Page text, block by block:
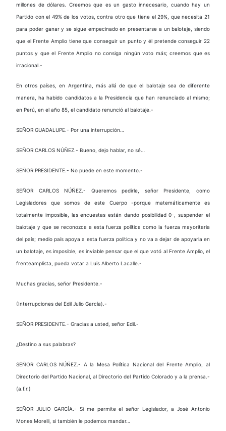
millones de dólares. Creemos que es un gasto innecesario, cuando hay un
Partido con el 49% de los votos, contra otro que tiene el 29%, que necesita 21
para poder ganar y se sigue empecinado en presentarse a un balotaje, siendo
que el Frente Amplio tiene que conseguir un punto y él pretende conseguir 22
puntos y que el Frente Amplio no consiga ningún voto más; creemos que es
irracional.-
En otros países, en Argentina, más allá de que el balotaje sea de diferente
manera, ha habido candidatos a la Presidencia que han renunciado al mismo;
en Perú, en el año 85, el candidato renunció al balotaje.-
SEÑOR GUADALUPE.- Por una interrupción…
SEÑOR CARLOS NÚÑEZ.- Bueno, dejo hablar, no sé…
SEÑOR PRESIDENTE.- No puede en este momento.-
SEÑOR CARLOS NÚÑEZ.- Queremos pedirle, señor Presidente, como
Legisladores que somos de este Cuerpo -porque matemáticamente es
totalmente imposible, las encuestas están dando posibilidad 0-, suspender el
balotaje y que se reconozca a esta fuerza política como la fuerza mayoritaria
del país; medio país apoya a esta fuerza política y no va a dejar de apoyarla en
un balotaje, es imposible, es inviable pensar que el que votó al Frente Amplio, el
frenteamplista, pueda votar a Luis Alberto Lacalle.-
Muchas gracias, señor Presidente.-
(Interrupciones del Edil Julio García).-
SEÑOR PRESIDENTE.- Gracias a usted, señor Edil.-
¿Destino a sus palabras?
SEÑOR CARLOS NÚÑEZ.- A la Mesa Política Nacional del Frente Amplio, al
Directorio del Partido Nacional, al Directorio del Partido Colorado y a la prensa.-
(a.f.r.)
SEÑOR JULIO GARCÍA.- Si me permite el señor Legislador, a José Antonio
Mones Morelli, si también le podemos mandar…